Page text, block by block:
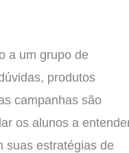
a um grupo de
produtos
campanhas são
os alunos a
suas estratégias de